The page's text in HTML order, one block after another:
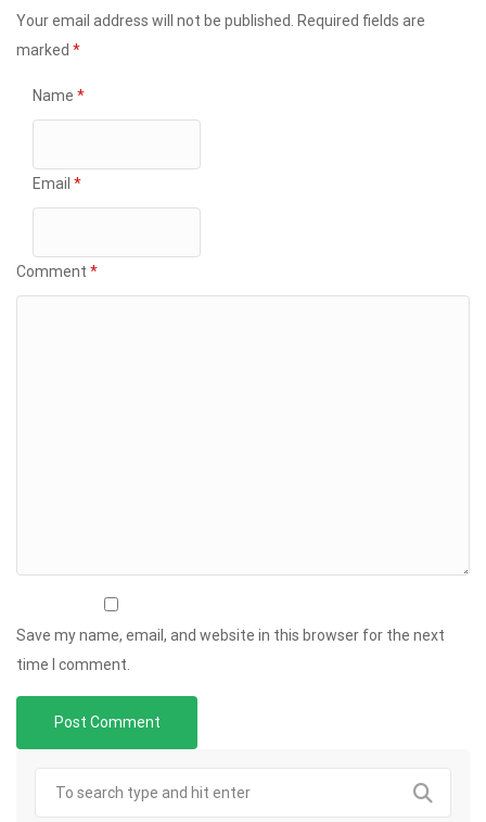
Your email address will not be published.
Required fields are
marked *
Name *
Email *
Comment *
Save my name, email, and website in this browser for the next
time I comment.